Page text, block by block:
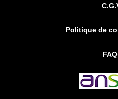
Politique de